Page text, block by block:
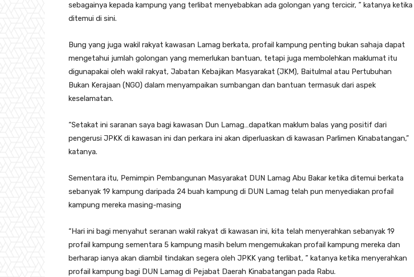
sebagainya kepada kampung yang terlibat menyebabkan ada golongan yang tercicir, ” katanya ketika
ditemui di sini.
Bung yang juga wakil rakyat kawasan Lamag berkata, profail kampung penting bukan sahaja dapat
mengetahui jumlah golongan yang memerlukan bantuan, tetapi juga membolehkan maklumat itu
digunapakai oleh wakil rakyat, Jabatan Kebajikan Masyarakat (JKM), Baitulmal atau Pertubuhan
Bukan Kerajaan (NGO) dalam menyampaikan sumbangan dan bantuan termasuk dari aspek
keselamatan.
“Setakat ini saranan saya bagi kawasan Dun Lamag…dapatkan maklum balas yang positif dari
pengerusi JPKK di kawasan ini dan perkara ini akan diperluaskan di kawasan Parlimen Kinabatangan,”
katanya.
Sementara itu, Pemimpin Pembangunan Masyarakat DUN Lamag Abu Bakar ketika ditemui berkata
sebanyak 19 kampung daripada 24 buah kampung di DUN Lamag telah pun menyediakan profail
kampung mereka masing-masing
“Hari ini bagi menyahut seranan wakil rakyat di kawasan ini, kita telah menyerahkan sebanyak 19
profail kampung sementara 5 kampung masih belum mengemukakan profail kampung mereka dan
berharap ianya akan diambil tindakan segera oleh JPKK yang terlibat, ” katanya ketika menyerahkan
profail kampung bagi DUN Lamag di Pejabat Daerah Kinabatangan pada Rabu.